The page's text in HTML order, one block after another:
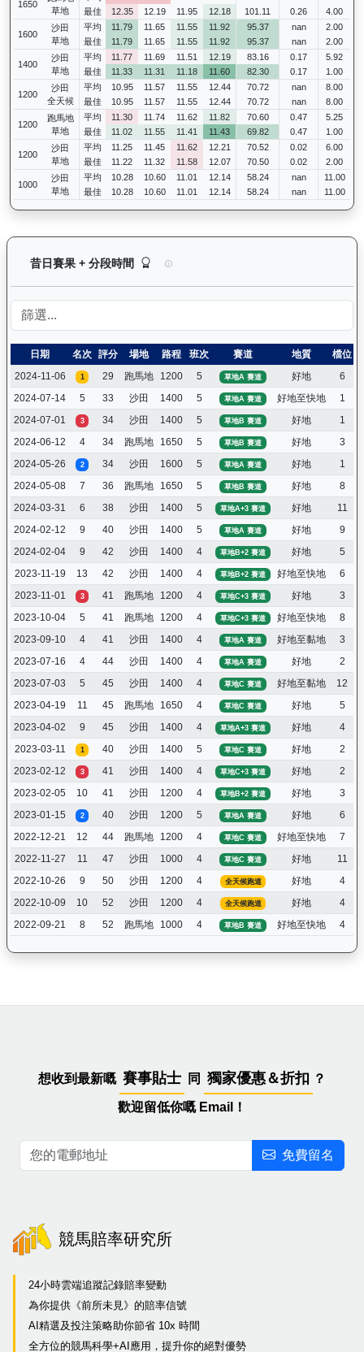
1650
草地
最佳
12.35 12.19 11.95 12.18 101.11 0.26 4.00
1600
沙田
草地
平均 11.79 11.65 11.55 11.92 95.37 nan
2.00
最佳
11.79 11.65 11.55 11.92 95.37 nan 2.00
1400
沙田
草地
平均 11.77 11.69 11.51 12.19 83.16 0.17
5.92
最佳
11.33 11.31 11.18 11.60 82.30 0.17 1.00
1200
沙田
全天候
平均 10.95 11.57 11.55 12.44 70.72 nan
8.00
最佳
10.95 11.57 11.55 12.44 70.72 nan 8.00
1200
跑馬地
草地
平均 11.30 11.74 11.62 11.82 70.60 0.47
5.25
最佳
11.02 11.55 11.41 11.43 69.82 0.47 1.00
1200
沙田
草地
平均 11.25 11.45 11.62 12.21 70.52 0.02
6.00
最佳
11.22 11.32 11.58 12.07 70.50 0.02 2.00
1000
沙田
草地
平均 10.28 10.60 11.01 12.14 58.24 nan
11.00
最佳
10.28 10.60 11.01 12.14 58.24 nan 11.00
昔日賽果 + 分段時間 極速之星（G181）— 昔日賽果及分
日期 名次 評分 場地 路程 班次 賽道 地質 檔位
2024-11-06
1 29 跑馬地 1200 5 草地A 賽道 好地 6
2024-07-14
5 33 沙田 1400 5 草地A 賽道 好地至快地 1
2024-07-01
3 34 沙田 1400 5 草地B 賽道 好地 1
2024-06-12
4 34 跑馬地 1650 5 草地B 賽道 好地 3
2024-05-26
2 34 沙田 1600 5 草地A 賽道 好地 1
2024-05-08
7 36 跑馬地 1650 5 草地B 賽道 好地 8
2024-03-31
6 38 沙田 1400 5 草地A+3 賽道 好地 11
2024-02-12
9 40 沙田 1400 5 草地A 賽道 好地 9
2024-02-04
9 42 沙田 1400 4 草地B+2 賽道 好地 5
2023-11-19
13 42 沙田 1400 4 草地B+2 賽道 好地至快地 6
2023-11-01
3 41 跑馬地 1200 4 草地C+3 賽道 好地 3
2023-10-04
5 41 跑馬地 1200 4 草地C+3 賽道 好地至快地 8
2023-09-10
4 41 沙田 1400 4 草地A 賽道 好地至黏地 3
2023-07-16
4 44 沙田 1400 4 草地A 賽道 好地 2
2023-07-03
5 45 沙田 1400 4 草地C 賽道 好地至黏地 12
2023-04-19
11 45 跑馬地 1650 4 草地C 賽道 好地 5
2023-04-02
9 45 沙田 1400 4 草地A+3 賽道 好地 4
2023-03-11
1 40 沙田 1400 5 草地C 賽道 好地 2
2023-02-12
3 41 沙田 1400 4 草地C+3 賽道 好地 2
2023-02-05
10 41 沙田 1200 4 草地B+2 賽道 好地 3
2023-01-15
2 40 沙田 1200 5 草地A 賽道 好地 6
2022-12-21
12 44 跑馬地 1200 4 草地C 賽道 好地至快地 7
2022-11-27
11 47 沙田 1000 4 草地C 賽道 好地 11
2022-10-26
9 50 沙田 1200 4 全天候跑道 好地 4
2022-10-09
10 52 沙田 1200 4 全天候跑道 好地 4
2022-09-21
8 52 跑馬地 1000 4 草地B 賽道 好地至快地 4
想收到最新嘅 賽事貼士 同 獨家優惠＆折扣 ？
歡迎留低你嘅 Email！
免費留名
競馬賠率研究所
24小時雲端追蹤記錄賠率變動
為你提供《前所未見》的賠率信號
AI精選及投注策略助你節省 10x 時間
全方位的競馬科學+AI應用，提升你的絕對優勢